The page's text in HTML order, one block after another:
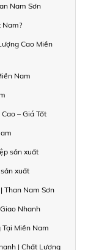
Nam Sơn
Nam?
Cao Miền
Nam
– Giá Tốt
sản xuất
xuất
Than Nam Sơn
Nhanh
Tại Miền Nam
| Chất Lượng